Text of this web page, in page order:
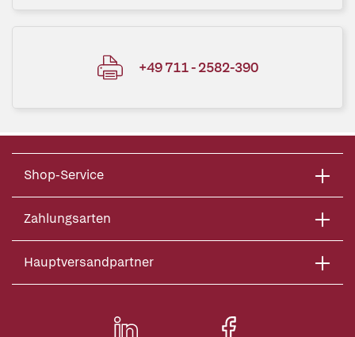
+49 711 - 2582-390
Shop-Service
Zahlungsarten
Hauptversandpartner